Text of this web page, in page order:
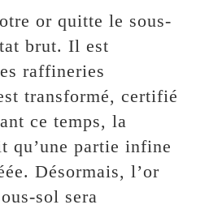
or quitte le sous-
brut. Il est
raffineries
transformé, certifié
ce temps, la
qu’une partie infine
Désormais, l’or
sol sera